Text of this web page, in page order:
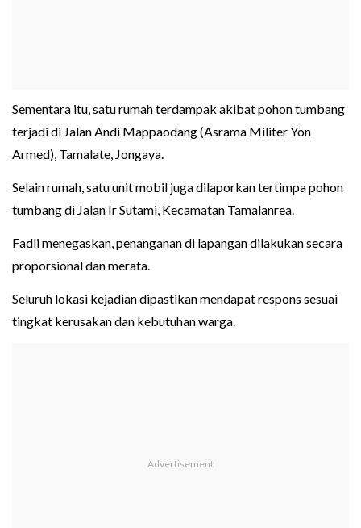
Sementara itu, satu rumah terdampak akibat pohon tumbang
terjadi di Jalan Andi Mappaodang (Asrama Militer Yon
Armed), Tamalate, Jongaya.
Selain rumah, satu unit mobil juga dilaporkan tertimpa pohon
tumbang di Jalan Ir Sutami, Kecamatan Tamalanrea.
Fadli menegaskan, penanganan di lapangan dilakukan secara
proporsional dan merata.
Seluruh lokasi kejadian dipastikan mendapat respons sesuai
tingkat kerusakan dan kebutuhan warga.